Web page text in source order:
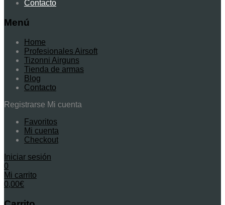
Contacto
Menú
Home
Profesionales Airsoft
Tizonni Airguns
Tienda de armas
Blog
Contacto
Registrarse Mi cuenta
Favoritos
Mi cuenta
Checkout
Iniciar sesión
0
Mi carrito
0,00€